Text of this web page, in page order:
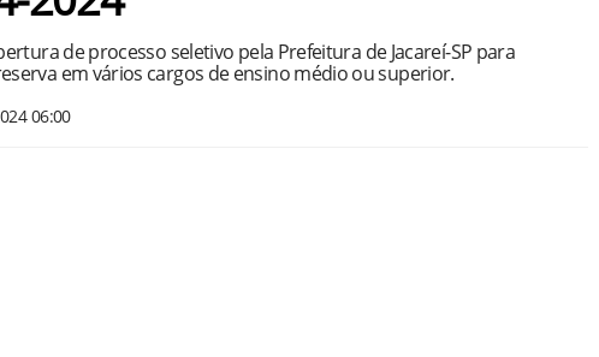
de processo seletivo pela Prefeitura de Jacareí-SP para
em vários cargos de ensino médio ou superior.
06:00